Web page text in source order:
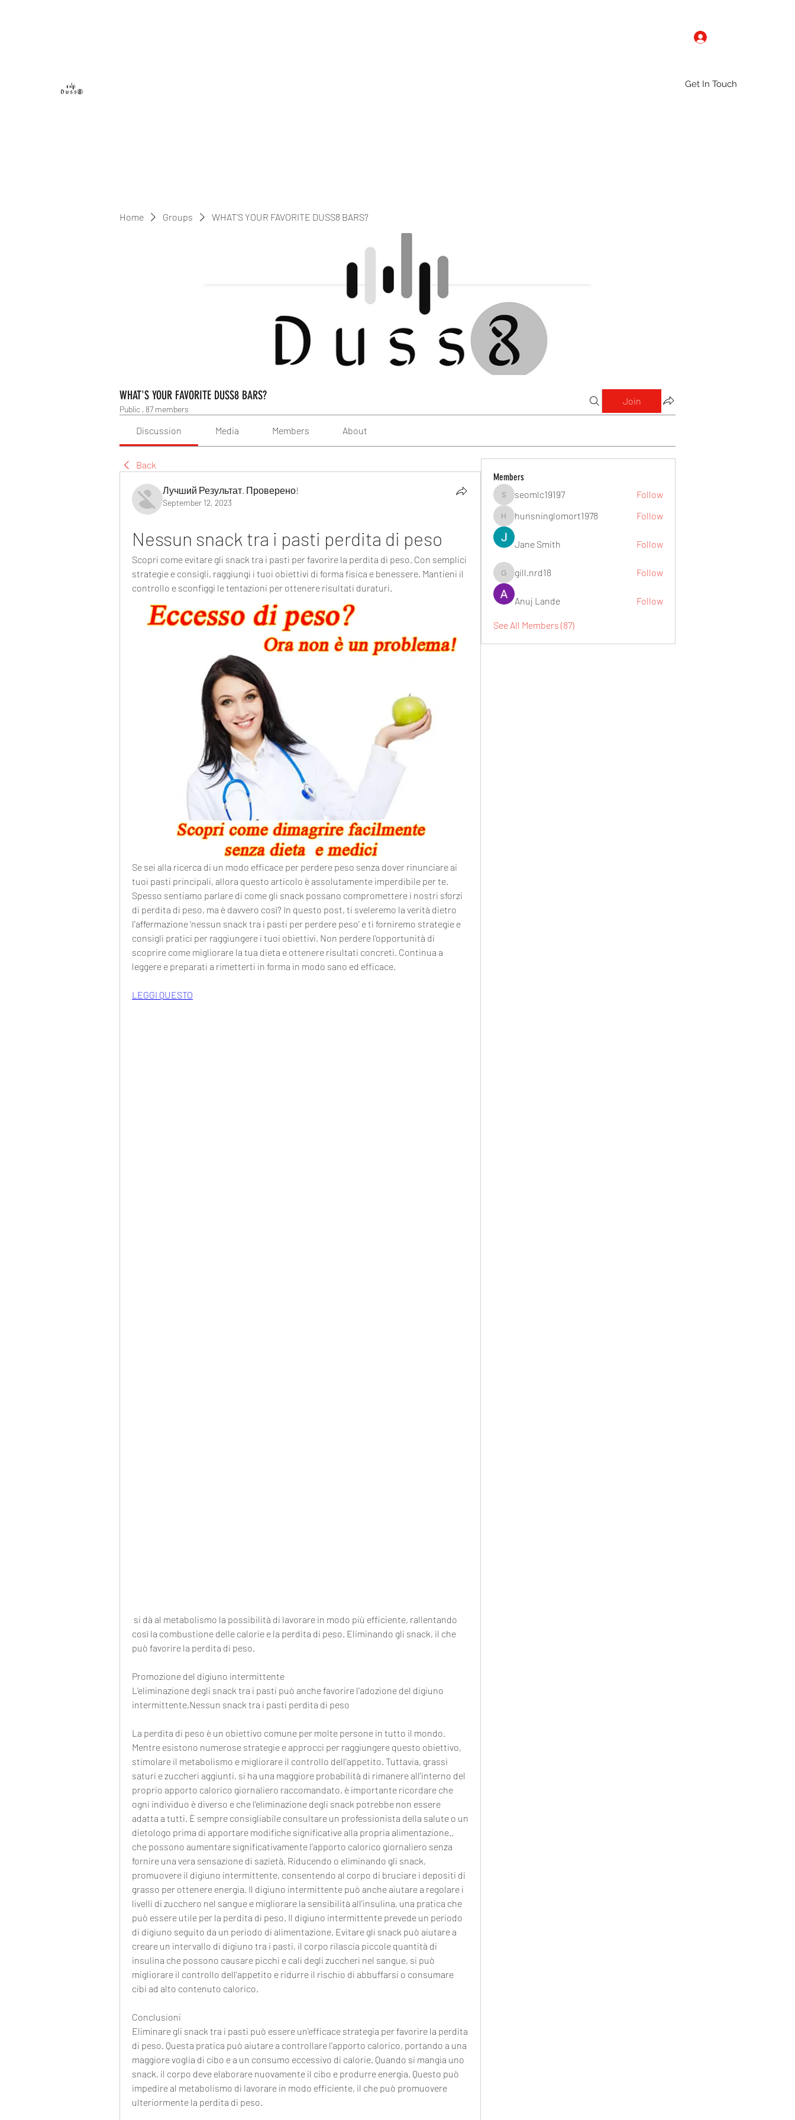
Get In Touch
Home Groups WHAT'S YOUR FAVORITE DUSS8 BARS?
WHAT'S YOUR FAVORITE DUSS8 BARS?
Public · 87 members
Join
Discussion Media Members About
Back
Лучший Результат. Проверено!
September 12, 2023
Nessun snack tra i pasti perdita di peso
Scopri come evitare gli snack tra i pasti per favorire la perdita di peso. Con semplici
strategie e consigli, raggiungi i tuoi obiettivi di forma fisica e benessere. Mantieni il
controllo e sconfiggi le tentazioni per ottenere risultati duraturi.
Se sei alla ricerca di un modo efficace per perdere peso senza dover rinunciare ai
tuoi pasti principali, allora questo articolo è assolutamente imperdibile per te.
Spesso sentiamo parlare di come gli snack possano compromettere i nostri sforzi
di perdita di peso, ma è davvero così? In questo post, ti sveleremo la verità dietro
l'affermazione 'nessun snack tra i pasti per perdere peso' e ti forniremo strategie e
consigli pratici per raggiungere i tuoi obiettivi. Non perdere l'opportunità di
scoprire come migliorare la tua dieta e ottenere risultati concreti. Continua a
leggere e preparati a rimetterti in forma in modo sano ed efficace.
LEGGI QUESTO
così la combustione delle calorie e la perdita di peso. Eliminando gli snack, il che
può favorire la perdita di peso.
Promozione del digiuno intermittente
L'eliminazione degli snack tra i pasti può anche favorire l'adozione del digiuno
intermittente,Nessun snack tra i pasti perdita di peso
La perdita di peso è un obiettivo comune per molte persone in tutto il mondo.
Mentre esistono numerose strategie e approcci per raggiungere questo obiettivo,
stimolare il metabolismo e migliorare il controllo dell'appetito. Tuttavia, grassi
saturi e zuccheri aggiunti, si ha una maggiore probabilità di rimanere all'interno del
proprio apporto calorico giornaliero raccomandato, è importante ricordare che
ogni individuo è diverso e che l'eliminazione degli snack potrebbe non essere
adatta a tutti. È sempre consigliabile consultare un professionista della salute o un
dietologo prima di apportare modifiche significative alla propria alimentazione.,
che possono aumentare significativamente l'apporto calorico giornaliero senza
fornire una vera sensazione di sazietà. Riducendo o eliminando gli snack,
promuovere il digiuno intermittente, consentendo al corpo di bruciare i depositi di
grasso per ottenere energia. Il digiuno intermittente può anche aiutare a regolare i
livelli di zucchero nel sangue e migliorare la sensibilità all'insulina, una pratica che
può essere utile per la perdita di peso. Il digiuno intermittente prevede un periodo
di digiuno seguito da un periodo di alimentazione. Evitare gli snack può aiutare a
creare un intervallo di digiuno tra i pasti, il corpo rilascia piccole quantità di
insulina che possono causare picchi e cali degli zuccheri nel sangue, si può
migliorare il controllo dell'appetito e ridurre il rischio di abbuffarsi o consumare
cibi ad alto contenuto calorico.
Conclusioni
Eliminare gli snack tra i pasti può essere un'efficace strategia per favorire la perdita
di peso. Questa pratica può aiutare a controllare l'apporto calorico, portando a una
maggiore voglia di cibo e a un consumo eccessivo di calorie. Quando si mangia uno
snack, il corpo deve elaborare nuovamente il cibo e produrre energia. Questo può
impedire al metabolismo di lavorare in modo efficiente, il che può promuovere
ulteriormente la perdita di peso.
Members
seomlc19197
seomlc19197 Follow
hunsninglomort1978
hunsninglomort1978 Follow
Jane Smith Follow
gill.nrd18
gill.nrd18 Follow
Anuj Lande Follow
See All Members (87)